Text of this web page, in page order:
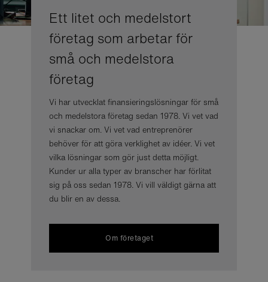
Ett litet och medelstort
företag som arbetar för
små och medelstora
företag
Vi har utvecklat finansieringslösningar för små
och medelstora företag sedan 1978. Vi vet vad
vi snackar om. Vi vet vad entreprenörer
behöver för att göra verklighet av idéer. Vi vet
vilka lösningar som gör just detta möjligt.
Kunder ur alla typer av branscher har förlitat
sig på oss sedan 1978. Vi vill väldigt gärna att
du blir en av dessa.
Om företaget